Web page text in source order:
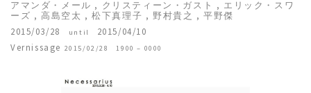
アマンダ・メール , クリスティーン・ガスト , エリック・スワ
ーズ , 高島空太 , 松下真理子 , 野村貴之 , 平野傑
2015/03/28
until
2015/04/10
Vernissage 2015/02/28 1900 – 0000